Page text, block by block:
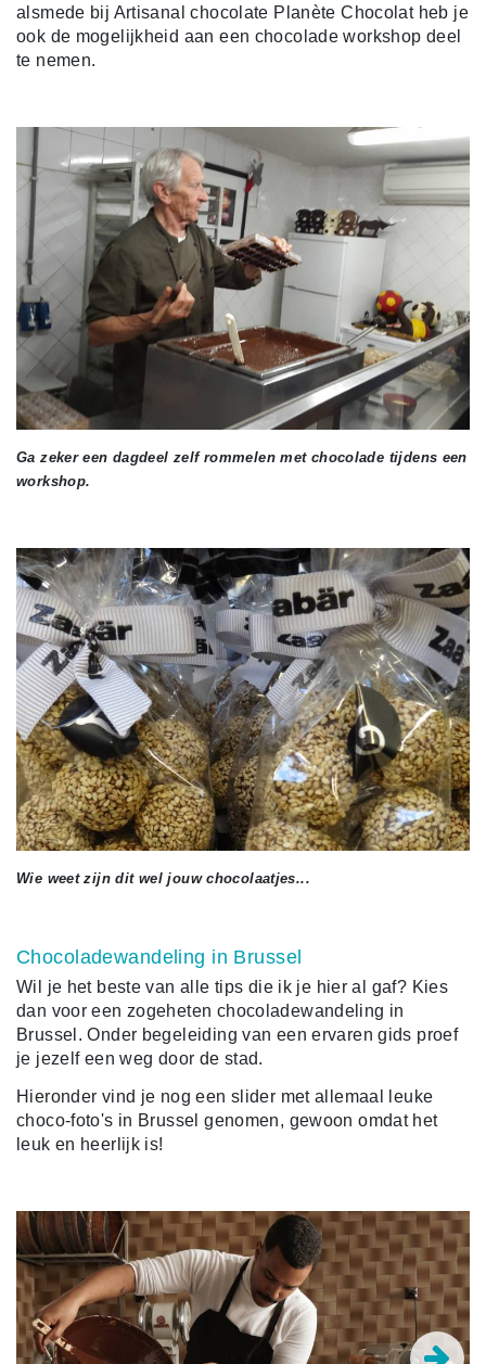
alsmede bij Artisanal chocolate Planète Chocolat heb je
ook de mogelijkheid aan een chocolade workshop deel
te nemen.
Ga zeker een dagdeel zelf rommelen met chocolade tijdens een
workshop.
Wie weet zijn dit wel jouw chocolaatjes...
Chocoladewandeling in Brussel
Wil je het beste van alle tips die ik je hier al gaf? Kies
dan voor een zogeheten chocoladewandeling in
Brussel. Onder begeleiding van een ervaren gids proef
je jezelf een weg door de stad.
Hieronder vind je nog een slider met allemaal leuke
choco-foto's in Brussel genomen, gewoon omdat het
leuk en heerlijk is!